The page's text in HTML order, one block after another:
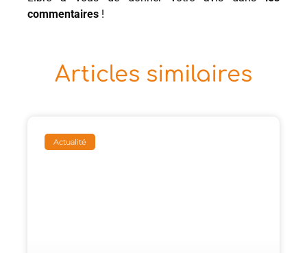
commentaires !
Articles similaires
Actualité